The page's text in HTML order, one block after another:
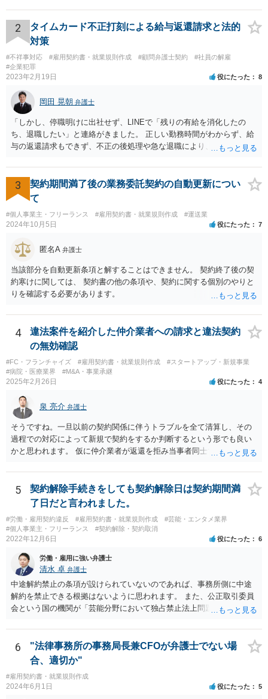
ります。貴殿が被告になった場合は、「彼氏」の干渉を受けずに応訴
することができます。「彼女」氏は、故意又は重過失を立証する必要
があります。 なお、仮に会社法４２９条の責任が認められ敗訴した場
３０条）。「彼女」氏は、５０万円の範囲内でどちらにいくら請求し
てもよく、支払った人はその半額をもう一人の代表社員に請求（求
2
タイムカード不正打刻による給与返還請求と法的
対策
#不祥事対応 #雇用契約書・就業規則作成 #顧問弁護士契約
#社員の解雇
#企業犯罪
2023年2月19日 役にたった 8
岡田 晃朝 弁護士
「しかし、停職明けに出社せず、LINEで「残りの有給を消化したの
ち、退職したい」と連絡がきました。 正しい勤務時間がわからず、給
与の返還請求もできず、不正の後処理や急な退職により、社や他のス
状況です。」 大変悪質ですね。打刻場所のデータと、これまでのタイ
ムカードの虚偽を確認し、突き付けて責任を問題にすることになるで
しょう。 詐欺もありうるでしょうね。 「正しい時間がわからないとい
でしょうか？」 想定できる虚偽を前提に、相手と協議して詰めればよ
いかと思います。 確実な記録があれば、それによるのがよいですが、
すべては不可能でしょうので。 相手の言動には早急には返事をせずに
弁護士と相談しながら、対応策を検討する方がよいでしょう。 また、
返還が難しい場合、損害賠償を請求する事はできますでしょうか？ 法
的には可能ですが、立証の問題があります。 協議でも問題にできそう
ですが、調停なども検討できるでしょう。 また、返還請求も損害賠償
請求もせず、「詐欺」として、警察に被害届を出す事は可能でしょう
か？ 内容的には検討できますが、立証は、民事よりさらにワンランク
上がります。 警察に相談されてもよい事案だとは思います。
3
契約期間満了後の業務委託契約の自動更新につい
て
#個人事業主・フリーランス #雇用契約書・就業規則作成 #運送業
2024年10月5日 役にたった 7
匿名A 弁護士
当該部分を自動更新条項と解することはできません。 契約終了後の契
約寒けに関しては、 契約書の他の条項や、契約に関する個別のやりと
りを確認する必要があります。
4
違法案件を紹介した仲介業者への請求と違法契約
の無効確認
#FC・フランチャイズ #雇用契約書・就業規則作成
#スタートアップ・新規事業
#病院・医療業界
#M&A・事業承継
2025年2月26日 役にたった 4
泉 亮介 弁護士
そうですね。一旦以前の契約関係に伴うトラブルを全て清算し、その
過程での対応によって新規で契約をするか判断するという形でも良い
かと思われます。 仮に仲介業者が返還を拒み当事者同士での解決が困
5
契約解除手続きをしても契約解除日は契約期間満
了日だと言われました。
#労働・雇用契約違反 #雇用契約書・就業規則作成
#芸能・エンタメ業界
#個人事業主・フリーランス
#契約解除・契約取消
2022年12月6日 役にたった 6
労働・雇用に強い弁護士
清水 卓 弁護士
中途解約禁止の条項が設けられていないのであれば、事務所側に中途
解約を禁止できる根拠はないように思われます。 また、公正取引委員
会という国の機関が「芸能分野において独占禁止法上問題となり得る
活動を⾏えない旨の義務を課し，⼜は移籍・独⽴した場合には芸能活
動を妨害する旨⽰唆して，移籍・独⽴を諦めさせること（優越的地位
の濫⽤等）を例示しています。 ライバー事務所にも同様のことが言え
る可能性があり、あなたのケースでも、独占禁止法上問題となり得ま
す。 ただし、「※これら⾏為が実際に独占禁⽌法違反となるかどうか
は，具体的態様に照らして個別に判断されることとなる。例えば，優
6
"法律事務所の事務局長兼CFOが弁護士でない場
合、適切か"
#雇用契約書・就業規則作成
2024年6月1日 役にたった 5